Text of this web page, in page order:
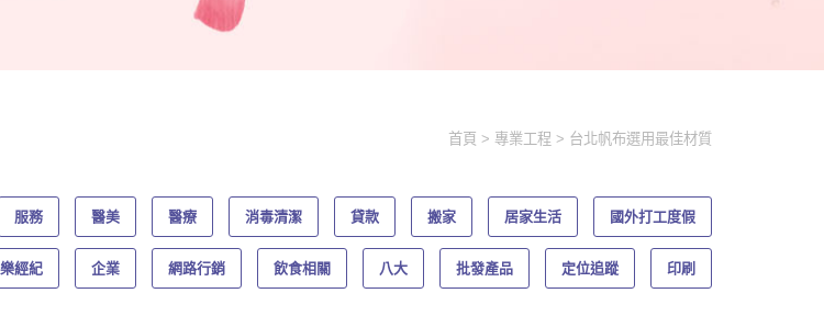
首頁 專業工程 台北帆布選用最佳材質
服務 醫美 醫療 消毒清潔 貸款 搬家 居家生活 國外打工度假
經紀 企業 網路行銷 飲食相關 八大 批發產品 定位追蹤 印刷